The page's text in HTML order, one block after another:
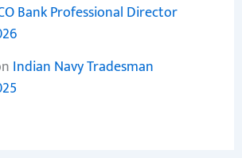
Bank Professional Director
Indian Navy Tradesman